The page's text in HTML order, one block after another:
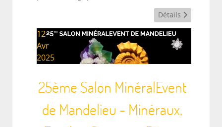
Détails
12
Avr
2025
25ème Salon MinéralEvent
de Mandelieu - Minéraux,